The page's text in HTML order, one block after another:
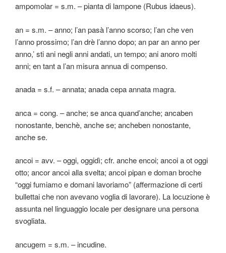
ampomolar = s.m. – pianta di lampone (Rubus idaeus).
an = s.m. – anno; l’an pasà l’anno scorso; l’an che ven
l’anno prossimo; l’an drè l’anno dopo; an par an anno per
anno,’ sti ani negli anni andati, un tempo; ani anoro molti
anni; en tant a l’an misura annua di compenso.
anada = s.f. – annata; anada cepa annata magra.
anca = cong. – anche; se anca quand’anche; ancaben
nonostante, benchè, anche se; ancheben nonostante,
anche se.
ancoi = avv. – oggi, oggidì; cfr. anche encoi; ancoi a ot oggi
otto; ancor ancoi alla svelta; ancoi pipan e doman broche
“oggi fumiamo e domani lavoriamo” (affermazione di certi
bullettai che non avevano voglia di lavorare). La locuzione è
assunta nel linguaggio locale per designare una persona
svogliata.
ancugem = s.m. – incudine.